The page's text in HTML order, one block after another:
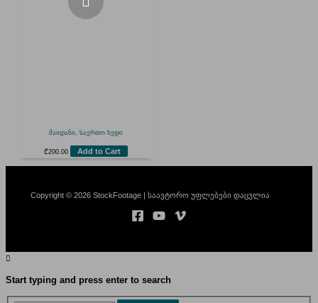
მაიდანი, საერთო ხედი
₾200.00 Add to Cart
Copyright © 2026 StockFootage | საავტორო უფლებები დაცულია
Start typing and press enter to search